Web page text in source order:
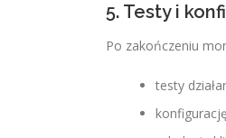
5. Testy i
Po zakończeniu
testy